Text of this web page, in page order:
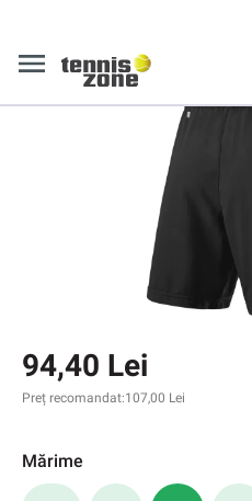
94,40 Lei
Preț recomandat:107,00 Lei
Mărime